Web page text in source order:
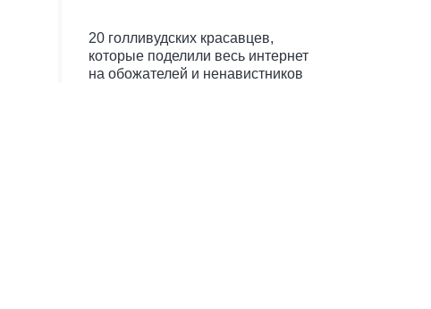
20 голливудских красавцев,
которые поделили весь интернет
на обожателей и ненавистников